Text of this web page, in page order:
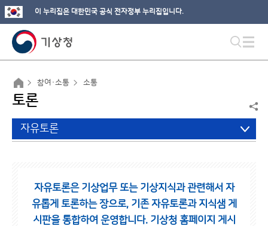
이 누리집은 대한민국 공식 전자정부 누리집입니다.
참여·소통 소통
토론
자유토론
자유토론은 기상업무 또는 기상지식과 관련해서 자
유롭게 토론하는 장으로, 기존 자유토론과 지식샘 게
시판을 통합하여 운영합니다. 기상청 홈페이지 게시